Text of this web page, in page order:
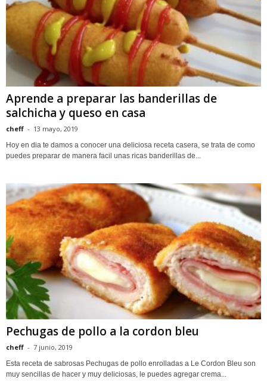
Aprende a preparar las banderillas de
salchicha y queso en casa
cheff - 13 mayo, 2019
Hoy en dia te damos a conocer una deliciosa receta casera, se trata de como
puedes preparar de manera facil unas ricas banderillas de...
Pechugas de pollo a la cordon bleu
cheff - 7 junio, 2019
Esta receta de sabrosas Pechugas de pollo enrolladas a Le Cordon Bleu son
muy sencillas de hacer y muy deliciosas, le puedes agregar crema...